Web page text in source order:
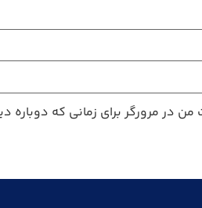
من در مرورگر برای زمانی که